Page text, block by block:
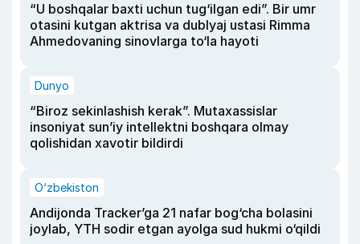
“U boshqalar baxti uchun tug‘ilgan edi”. Bir umr
otasini kutgan aktrisa va dublyaj ustasi Rimma
Ahmedovaning sinovlarga to‘la hayoti
Dunyo
“Biroz sekinlashish kerak”. Mutaxassislar
insoniyat sun’iy intellektni boshqara olmay
qolishidan xavotir bildirdi
O‘zbekiston
Andijonda Tracker’ga 21 nafar bog‘cha bolasini
joylab, YTH sodir etgan ayolga sud hukmi o‘qildi